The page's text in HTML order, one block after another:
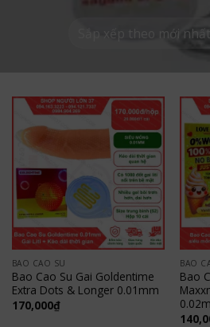
BAO CAO SU
Bao Cao Su Gai Goldentime
Extra Dots & Longer 0.01mm
170,000₫
BAO
Bao